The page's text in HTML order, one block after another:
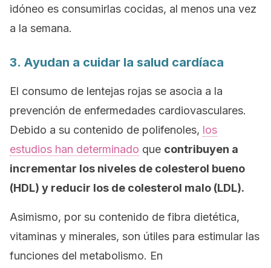
idóneo es consumirlas cocidas, al menos una vez
a la semana.
3. Ayudan a cuidar la salud cardíaca
El consumo de lentejas rojas se asocia a la
prevención de enfermedades cardiovasculares.
Debido a su contenido de polifenoles, los
estudios han determinado que contribuyen a
incrementar los niveles de colesterol bueno
(HDL) y reducir los de colesterol malo (LDL).
Asimismo, por su contenido de fibra dietética,
vitaminas y minerales, son útiles para estimular las
funciones del metabolismo. En